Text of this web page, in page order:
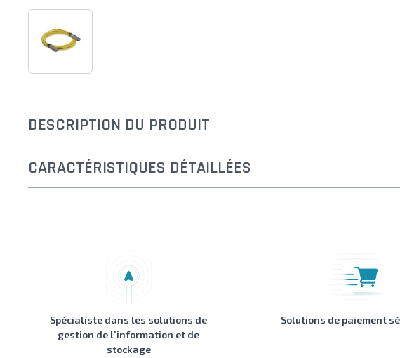
DESCRIPTION DU PRODUIT
CARACTÉRISTIQUES DÉTAILLÉES
Spécialiste dans les solutions de
gestion de l’information et de
stockage
Solutions de paiement